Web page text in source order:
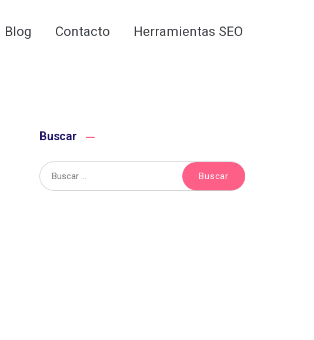
Blog Contacto Herramientas SEO
Buscar